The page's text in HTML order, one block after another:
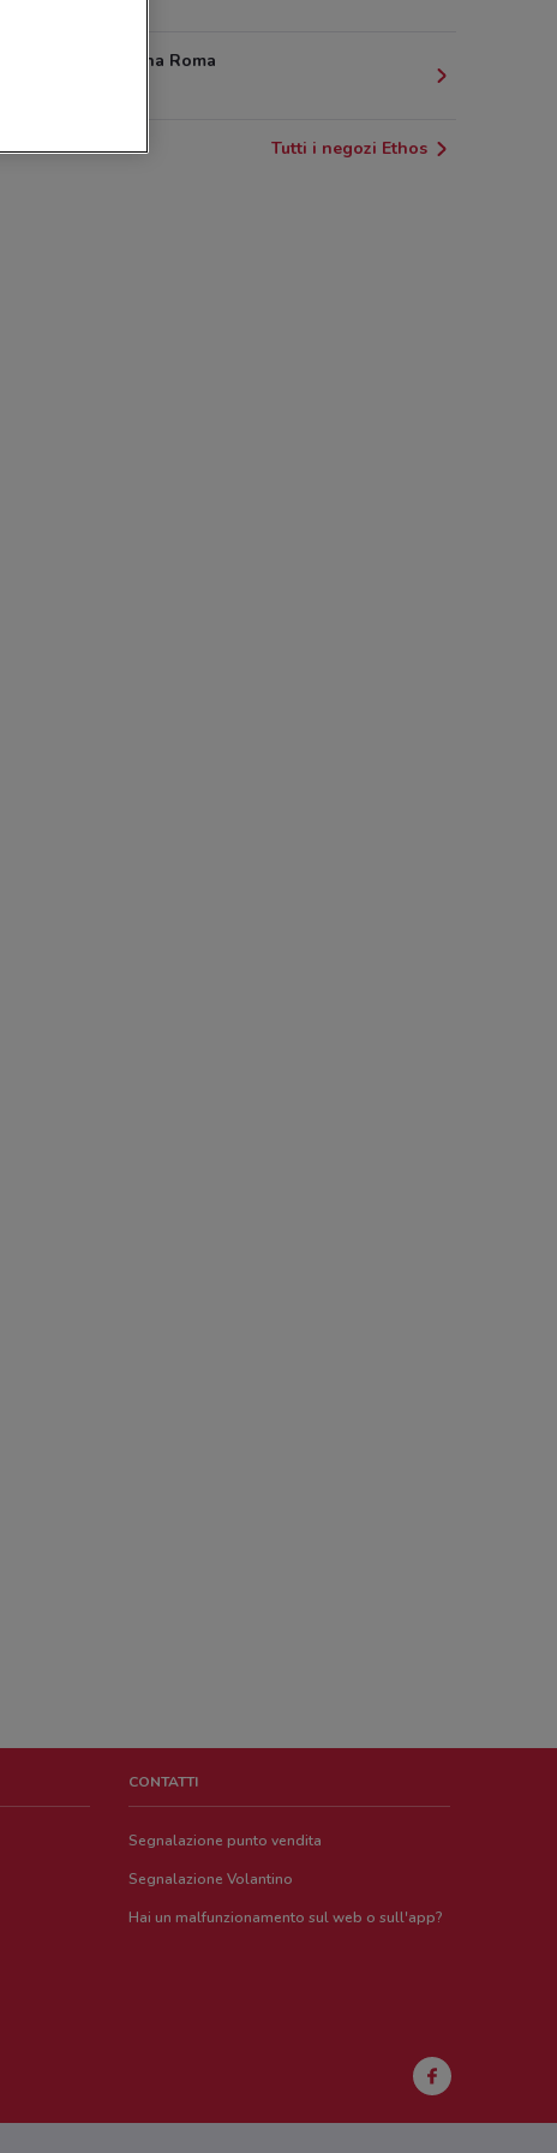
Via tuscolana Roma
Tutti i negozi Ethos
CONTATTI
Segnalazione punto vendita
Segnalazione Volantino
Hai un malfunzionamento sul web o sull'app?